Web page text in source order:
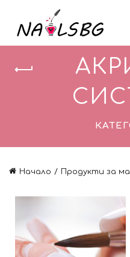
Начало Продукти за